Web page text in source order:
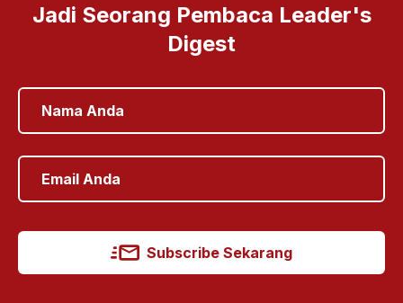
Jadi Seorang Pembaca Leader's
Digest
Subscribe Sekarang